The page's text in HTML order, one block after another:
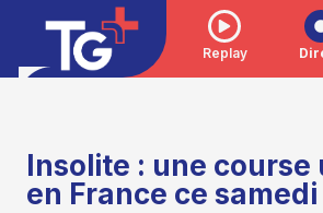
Replay
Insolite : une course
en France ce samedi